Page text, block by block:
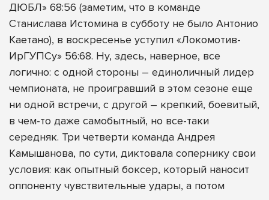
ДЮБЛ» 68:56 (заметим, что в команде
Станислава Истомина в субботу не было Антонио
Каетано), в воскресенье уступил «Локомотив-
ИрГУПСу» 56:68. Ну, здесь, наверное, все
логично: с одной стороны – единоличный лидер
чемпионата, не проигравший в этом сезоне еще
ни одной встречи, с другой – крепкий, боевитый,
в чем-то даже самобытный, но все-таки
середняк. Три четверти команда Андрея
Камышанова, по сути, диктовала сопернику свои
условия: как опытный боксер, который наносит
оппоненту чувствительные удары, а потом